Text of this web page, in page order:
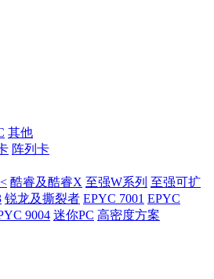
其他
阵列卡
酷睿及酷睿X 至强W系列 至强可扩
锐龙及撕裂者 EPYC 7001 EPYC
9004 迷你PC 高密度方案